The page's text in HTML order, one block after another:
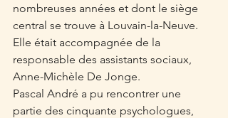
nombreuses années et dont le siège
central se trouve à Louvain-la-Neuve.
Elle était accompagnée de la
responsable des assistants sociaux,
Anne-Michèle De Jonge.
Pascal André a pu rencontrer une
partie des cinquante psychologues,